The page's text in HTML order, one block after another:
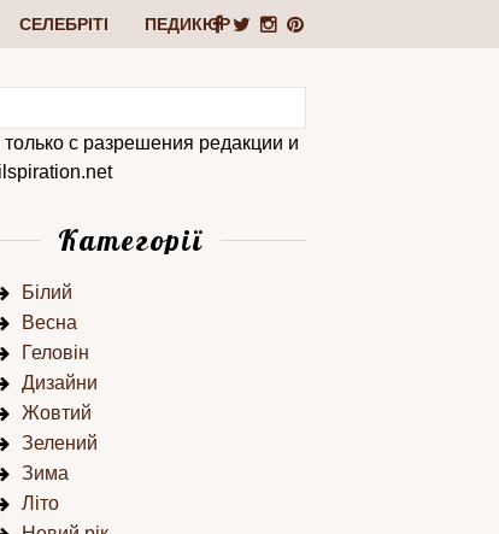
СЕЛЕБРІТІ ПЕДИКЮР
с разрешения редакции и
Категорії
Білий
Весна
Геловін
Дизайни
Жовтий
Зелений
Зима
Літо